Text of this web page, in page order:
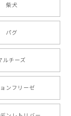
不安になり
本当に可愛
柴犬
パグ
ルチーズ
ンフリーゼ